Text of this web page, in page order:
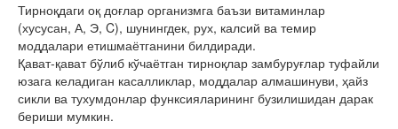
Тирноқдаги оқ доғлар организмга баъзи витаминлар
(хусусан, А, Э, C), шунингдек, рух, калсий ва темир
моддалари етишмаётганини билдиради.
Қават-қават бўлиб кўчаётган тирноқлар замбуруғлар туфайли
юзага келадиган касалликлар, моддалар алмашинуви, ҳайз
сикли ва тухумдонлар функсияларининг бузилишидан дарак
бериши мумкин.